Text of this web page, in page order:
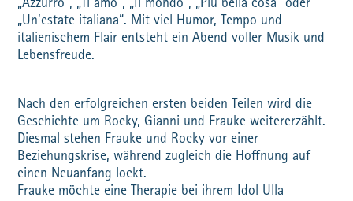
„Azzurro“, „Ti amo“, „Il mondo“, „Più bella cosa“ oder
„Un’estate italiana“. Mit viel Humor, Tempo und
italienischem Flair entsteht ein Abend voller Musik und
Lebensfreude.
Nach den erfolgreichen ersten beiden Teilen wird die
Geschichte um Rocky, Gianni und Frauke weitererzählt.
Diesmal stehen Frauke und Rocky vor einer
Beziehungskrise, während zugleich die Hoffnung auf
einen Neuanfang lockt.
Frauke möchte eine Therapie bei ihrem Idol Ulla